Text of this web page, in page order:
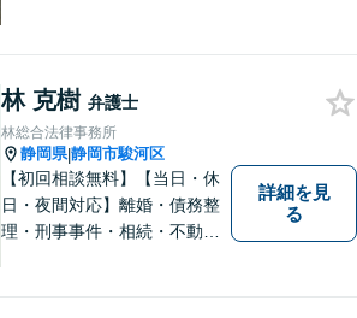
ください。
林 克樹 弁護士
林総合法律事務所
静岡県|静岡市駿河区
【初回相談無料】【当日・休
日・夜間対応】離婚・債務整
理・刑事事件・相続・不動産
詳細を見
る